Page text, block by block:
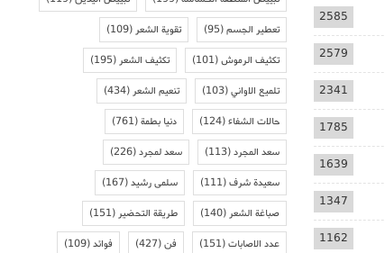
2585
2579
2341
1785
1639
1347
1162
تعطير الجسم(95) تقوية الشعر(109)
تكثيف الرموش(101) تكثيف الشعر(195)
تلميع الاواني(103) تنعيم الشعر(434)
حالات الشفاء(124) دنيا بطمة(761)
سعد المجرد(113) سعد لمجرد(226)
سعيدة شرف(111) سلمى رشيد(167)
صباغة الشعر(140) طريقة التحضير(151)
عدد الاصابات(151) فن(427) فوائد(109)